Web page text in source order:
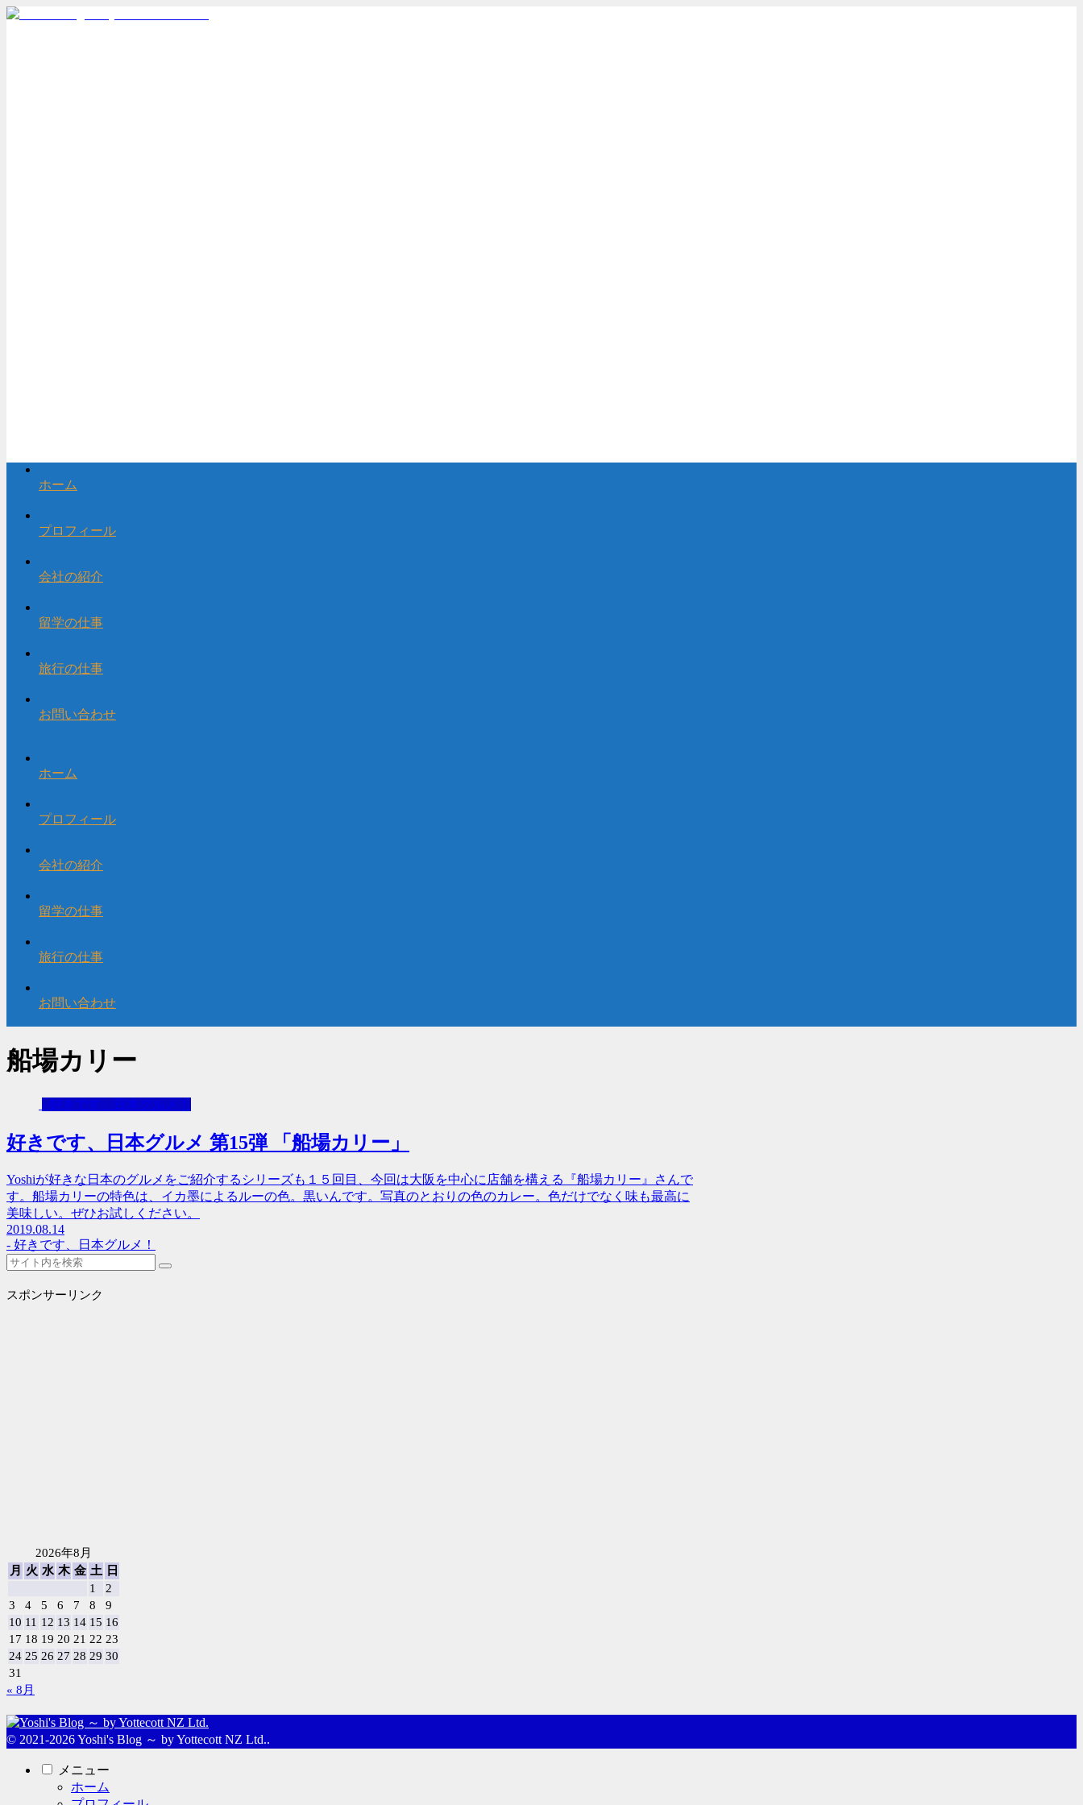
ホーム
プロフィール
会社の紹介
留学の仕事
旅行の仕事
お問い合わせ
ホーム
プロフィール
会社の紹介
留学の仕事
旅行の仕事
お問い合わせ
船場カリー
- 好きです、日本グルメ！
好きです、日本グルメ 第15弾 「船場カリー」
Yoshiが好きな日本のグルメをご紹介するシリーズも１５回目、今回は大阪を中心に店舗を構える『船場カリー』さんで
す。船場カリーの特色は、イカ墨によるルーの色。黒いんです。写真のとおりの色のカレー。色だけでなく味も最高に
美味しい。ぜひお試しください。
2019.08.14
- 好きです、日本グルメ！
スポンサーリンク
2026年8月
月
火 水 木 金 土
日
1
2
3
4 5 6 7 8
9
10 11 12 13 14 15 16
17 18 19 20 21 22 23
24 25 26 27 28 29 30
31
« 8月
© 2021-2026 Yoshi's Blog ～ by Yottecott NZ Ltd..
メニュー
ホーム